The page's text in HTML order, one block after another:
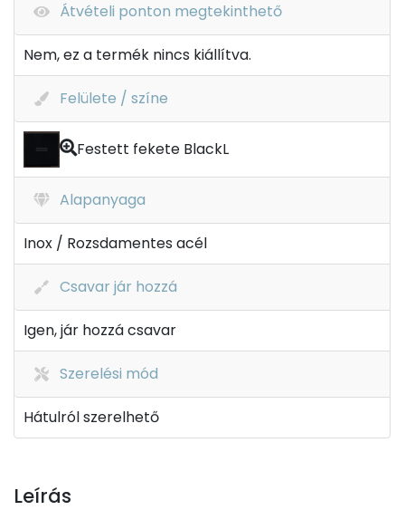
Átvételi ponton megtekinthető
Nem, ez a termék nincs kiállítva.
Felülete / színe
Festett fekete BlackL
Alapanyaga
Inox / Rozsdamentes acél
Csavar jár hozzá
Igen, jár hozzá csavar
Szerelési mód
Hátulról szerelhető
Leírás